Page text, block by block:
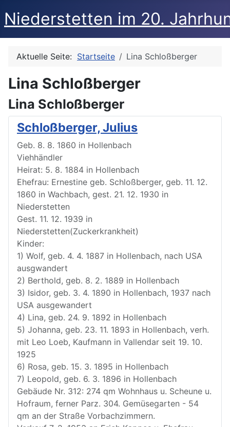
Niederstetten im 20.
Aktuelle Seite: Startseite Lina Schloßberger
Lina Schloßberger
Lina Schloßberger
Schloßberger, Julius
Geb. 8. 8. 1860 in Hollenbach
Viehhändler
Heirat: 5. 8. 1884 in Hollenbach
Ehefrau: Ernestine geb. Schloßberger, geb. 11. 12.
1860 in Wachbach, gest. 21. 12. 1930 in
Niederstetten
Gest. 11. 12. 1939 in
Niederstetten(Zuckerkrankheit)
Kinder:
1) Wolf, geb. 4. 4. 1887 in Hollenbach, nach USA
ausgwandert
2) Berthold, geb. 8. 2. 1889 in Hollenbach
3) Isidor, geb. 3. 4. 1890 in Hollenbach, 1937 nach
USA ausgewandert
4) Lina, geb. 24. 9. 1892 in Hollenbach
5) Johanna, geb. 23. 11. 1893 in Hollenbach, verh.
mit Leo Loeb, Kaufmann in Vallendar seit 19. 10.
1925
6) Rosa, geb. 15. 3. 1895 in Hollenbach
7) Leopold, geb. 6. 3. 1896 in Hollenbach
Gebäude Nr. 312: 274 qm Wohnhaus u. Scheune u.
Hofraum, ferner Parz. 304. Gemüsegarten - 54
qm an der Straße Vorbachzimmern.